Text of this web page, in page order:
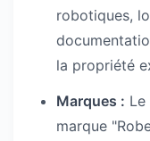
robotiques,
la propriété
Marques : Le
marque